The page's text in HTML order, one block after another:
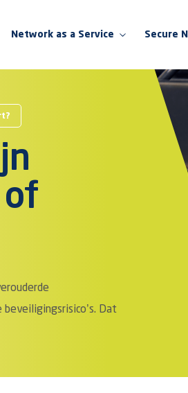
Network as a Service Secure
of
Dat